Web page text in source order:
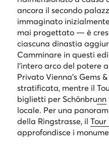
ancora il secondo
immaginato
mai progettato — è
ciascuna dinastia
Camminare in questi
l’intero arco del potere
Privato Vienna's Gems
stratificata, mentre il
biglietti per Schönbrunn
locale. Per una
della Ringstrasse, il
approfondisce i